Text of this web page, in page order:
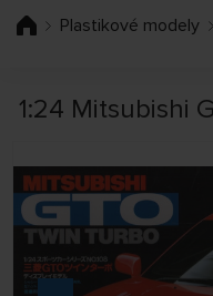
Plastikové modely
1:24 Mitsubishi